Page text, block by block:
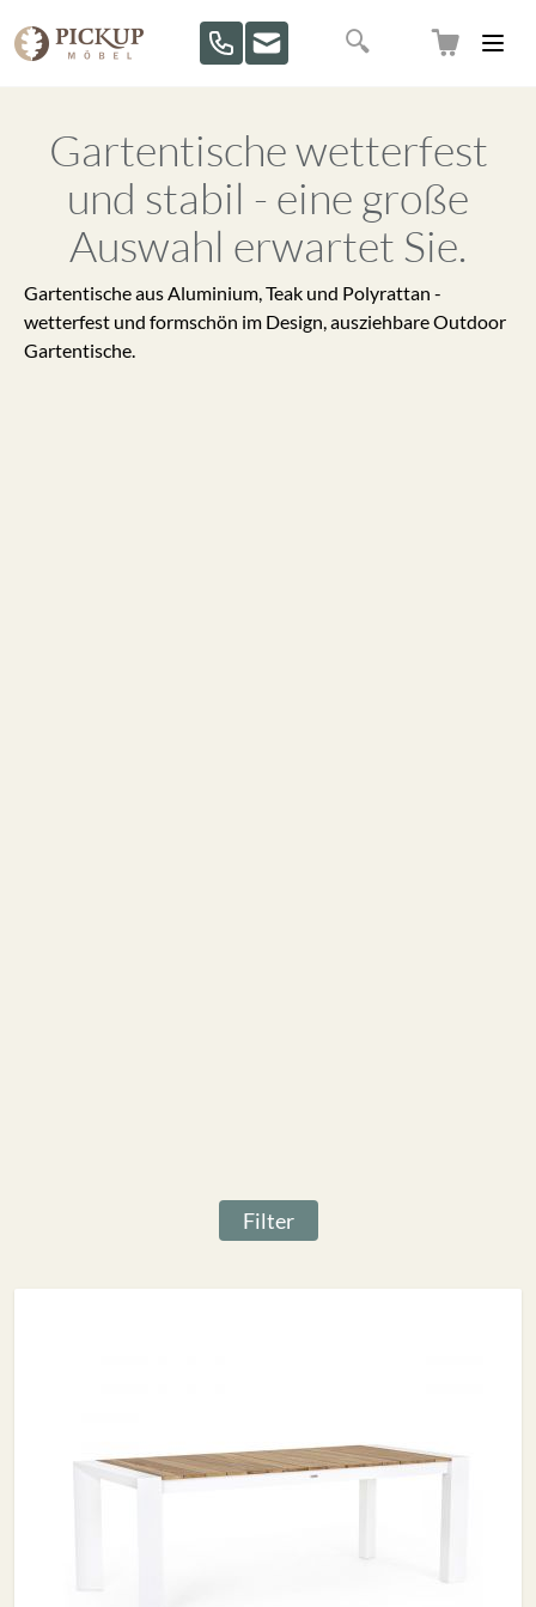
Suche
Gartentische wetterfest
und stabil - eine große
Auswahl erwartet Sie.
Gartentische aus Aluminium, Teak und Polyrattan -
wetterfest und formschön im Design, ausziehbare Outdoor
Gartentische.
Filter